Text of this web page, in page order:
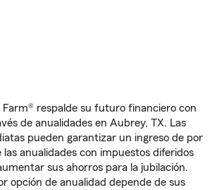
respalde su futuro financiero con
de anualidades en Aubrey, TX. Las
pueden garantizar un ingreso de por
anualidades con impuestos diferidos
sus ahorros para la jubilación.
opción de anualidad depende de sus